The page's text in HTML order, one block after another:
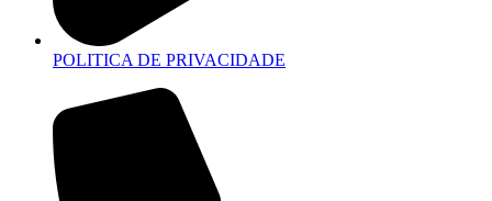
POLITICA DE PRIVACIDADE